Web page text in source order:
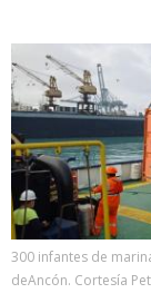
300 infantes de
deAncón. Cortesía